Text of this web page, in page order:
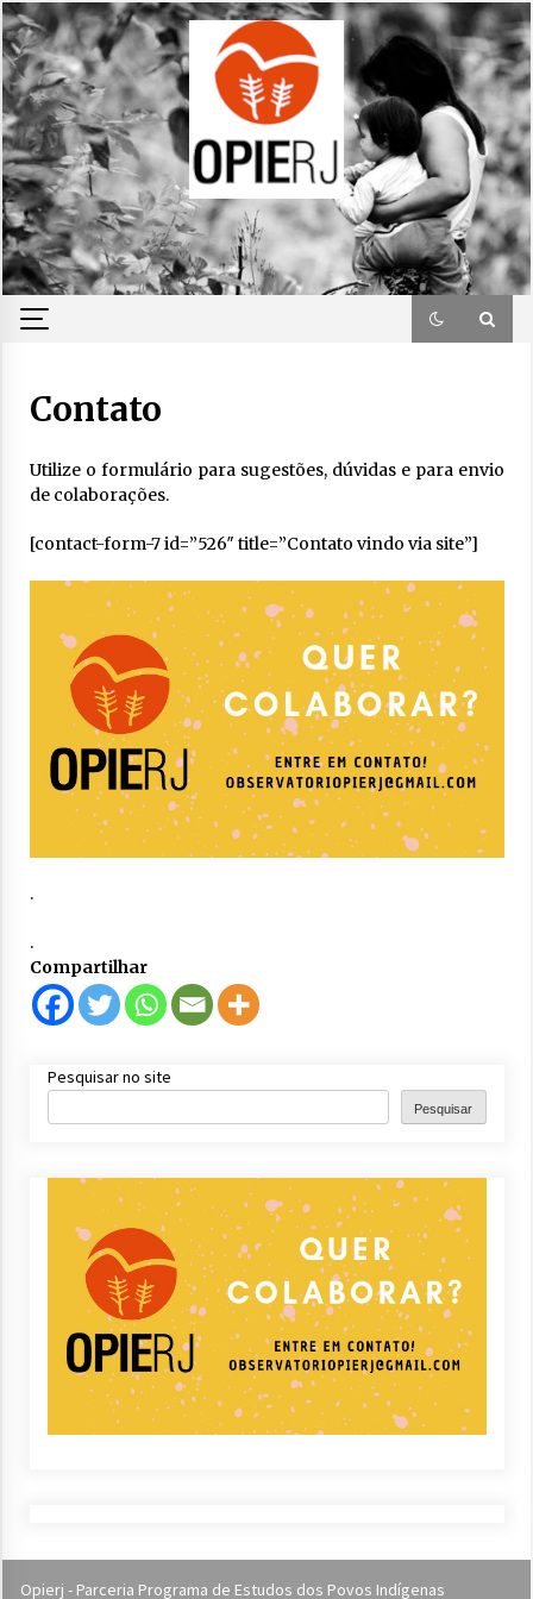
Skip
to
content
Contato
Utilize o formulário para sugestões, dúvidas e para envio
de colaborações.
[contact-form-7 id=”526″ title=”Contato vindo via site”]
.
.
Compartilhar
Pesquisar no site
Pesquisar
Opierj - Parceria Programa de Estudos dos Povos Indígenas